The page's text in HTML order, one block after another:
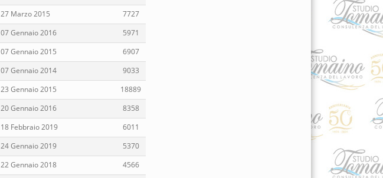
27 Marzo 2015
7727
07 Gennaio 2016
5971
07 Gennaio 2015
6907
07 Gennaio 2014
9033
23 Gennaio 2015
18889
20 Gennaio 2016
8358
18 Febbraio 2019
6011
24 Gennaio 2019
5370
22 Gennaio 2018
4566